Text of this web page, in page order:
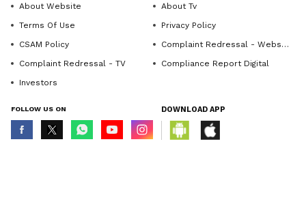
About Website
About Tv
Terms Of Use
Privacy Policy
CSAM Policy
Complaint Redressal - Website
Complaint Redressal - TV
Compliance Report Digital
Investors
FOLLOW US ON DOWNLOAD APP